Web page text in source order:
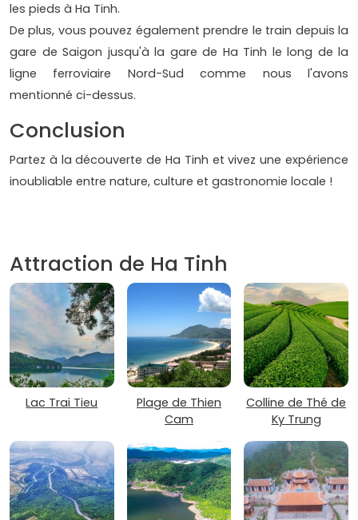
les pieds à Ha Tinh.
De plus, vous pouvez également prendre le train depuis la
gare de Saigon jusqu'à la gare de Ha Tinh le long de la
ligne ferroviaire Nord-Sud comme nous l'avons
mentionné ci-dessus.
Conclusion
Partez à la découverte de Ha Tinh et vivez une expérience
inoubliable entre nature, culture et gastronomie locale !
Attraction de Ha Tinh
Lac Trai Tieu
Plage de Thien
Cam
Colline de Thé de
Ky Trung